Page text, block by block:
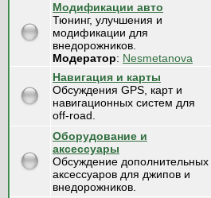
Модификации авто
Тюнинг, улучшения и
модификации для
внедорожников.
Модератор: Nesmetanova
Навигация и карты
Обсуждения GPS, карт и
навигационных систем для
off-road.
Оборудование и
аксессуары
Обсуждение дополнительных
аксессуаров для джипов и
внедорожников.